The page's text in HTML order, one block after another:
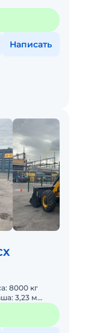
Написать
3,23 м
Глубина